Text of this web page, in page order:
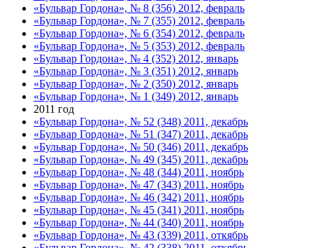
«Бульвар Гордона», № 8 (356) 2012, февраль
«Бульвар Гордона», № 7 (355) 2012, февраль
«Бульвар Гордона», № 6 (354) 2012, февраль
«Бульвар Гордона», № 5 (353) 2012, февраль
«Бульвар Гордона», № 4 (352) 2012, январь
«Бульвар Гордона», № 3 (351) 2012, январь
«Бульвар Гордона», № 2 (350) 2012, январь
«Бульвар Гордона», № 1 (349) 2012, январь
2011 год
«Бульвар Гордона», № 52 (348) 2011, декабрь
«Бульвар Гордона», № 51 (347) 2011, декабрь
«Бульвар Гордона», № 50 (346) 2011, декабрь
«Бульвар Гордона», № 49 (345) 2011, декабрь
«Бульвар Гордона», № 48 (344) 2011, ноябрь
«Бульвар Гордона», № 47 (343) 2011, ноябрь
«Бульвар Гордона», № 46 (342) 2011, ноябрь
«Бульвар Гордона», № 45 (341) 2011, ноябрь
«Бульвар Гордона», № 44 (340) 2011, ноябрь
«Бульвар Гордона», № 43 (339) 2011, откябрь